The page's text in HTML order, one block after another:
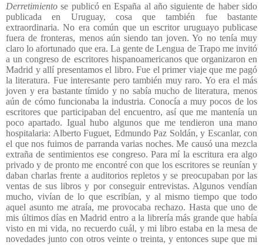
Derretimiento se publicó en España al año siguiente de haber sido
publicada en Uruguay, cosa que también fue bastante
extraordinaria. No era común que un escritor uruguayo publicase
fuera de fronteras, menos aún siendo tan joven. Yo no tenía muy
claro lo afortunado que era. La gente de Lengua de Trapo me invitó
a un congreso de escritores hispanoamericanos que organizaron en
Madrid y allí presentamos el libro. Fue el primer viaje que me pagó
la literatura. Fue interesante pero también muy raro. Yo era el más
joven y era bastante tímido y no sabía mucho de literatura, menos
aún de cómo funcionaba la industria. Conocía a muy pocos de los
escritores que participaban del encuentro, así que me mantenía un
poco apartado. Igual hubo algunos que me tendieron una mano
hospitalaria: Alberto Fuguet, Edmundo Paz Soldán, y Escanlar, con
el que nos fuimos de parranda varias noches. Me causó una mezcla
extraña de sentimientos ese congreso. Para mí la escritura era algo
privado y de pronto me encontré con que los escritores se reunían y
daban charlas frente a auditorios repletos y se preocupaban por las
ventas de sus libros y por conseguir entrevistas. Algunos vendían
mucho, vivían de lo que escribían, y al mismo tiempo que todo
aquel asunto me atraía, me provocaba rechazo. Hasta que uno de
mis últimos días en Madrid entro a la librería más grande que había
visto en mi vida, no recuerdo cuál, y mi libro estaba en la mesa de
novedades junto con otros veinte o treinta, y entonces supe que mi